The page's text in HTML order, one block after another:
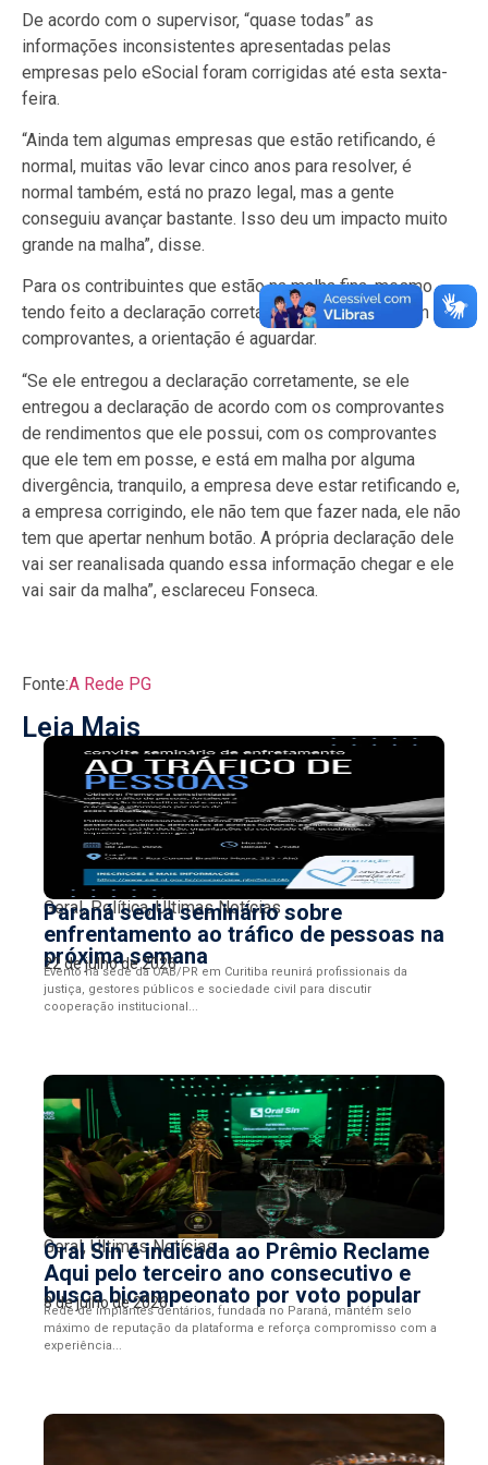
De acordo com o supervisor, “quase todas” as
informações inconsistentes apresentadas pelas
empresas pelo eSocial foram corrigidas até esta sexta-
feira.
“Ainda tem algumas empresas que estão retificando, é
normal, muitas vão levar cinco anos para resolver, é
normal também, está no prazo legal, mas a gente
conseguiu avançar bastante. Isso deu um impacto muito
grande na malha”, disse.
Para os contribuintes que estão na malha fina, mesmo
tendo feito a declaração corretamente de acordo com os
comprovantes, a orientação é aguardar.
“Se ele entregou a declaração corretamente, se ele
entregou a declaração de acordo com os comprovantes
de rendimentos que ele possui, com os comprovantes
que ele tem em posse, e está em malha por alguma
divergência, tranquilo, a empresa deve estar retificando e,
a empresa corrigindo, ele não tem que fazer nada, ele não
tem que apertar nenhum botão. A própria declaração dele
vai ser reanalisada quando essa informação chegar e ele
vai sair da malha”, esclareceu Fonseca.
Fonte:A Rede PG
Leia Mais
Geral,Política,Últimas Notícias
Paraná sedia seminário sobre
enfrentamento ao tráfico de pessoas na
próxima semana
22 de julho de 2026
Evento na sede da OAB/PR em Curitiba reunirá profissionais da
justiça, gestores públicos e sociedade civil para discutir
cooperação institucional...
Geral, Últimas Notícias
Oral Sin é indicada ao Prêmio Reclame
Aqui pelo terceiro ano consecutivo e
busca bicampeonato por voto popular
8 de julho de 2026
Rede de implantes dentários, fundada no Paraná, mantém selo
máximo de reputação da plataforma e reforça compromisso com a
experiência...